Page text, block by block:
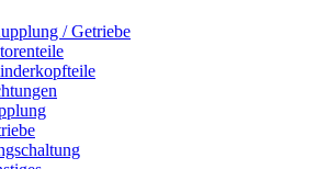
/ Getriebe